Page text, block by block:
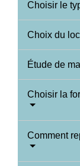
Choisir le
Choix du
Étude de
Choisir la
Comment